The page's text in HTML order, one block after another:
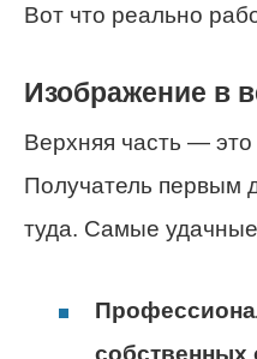
Вот что реально
Изображение в
Верхняя часть —
Получатель первым
туда. Самые